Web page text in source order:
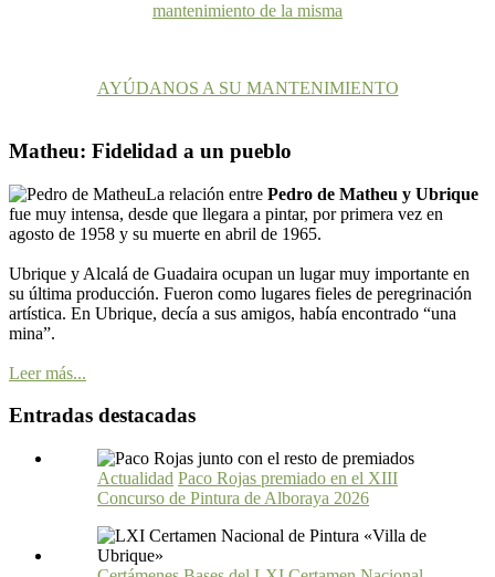
mantenimiento de la misma
AYÚDANOS A SU MANTENIMIENTO
Matheu: Fidelidad a un pueblo
La relación entre Pedro de Matheu y Ubrique
fue muy intensa, desde que llegara a pintar, por primera vez en
agosto de 1958 y su muerte en abril de 1965.
Ubrique y Alcalá de Guadaira ocupan un lugar muy importante en
su última producción. Fueron como lugares fieles de peregrinación
artística. En Ubrique, decía a sus amigos, había encontrado “una
mina”.
Leer más...
Entradas destacadas
Actualidad Paco Rojas premiado en el XIII
Concurso de Pintura de Alboraya 2026